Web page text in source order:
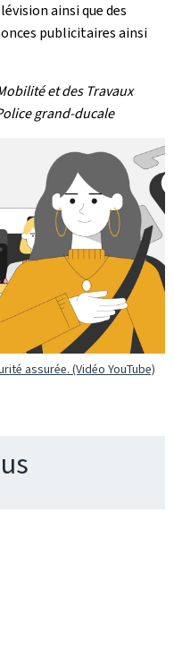
ainsi que des
publicitaires ainsi
et des Travaux
grand-ducale
assurée. (Vidéo YouTube)